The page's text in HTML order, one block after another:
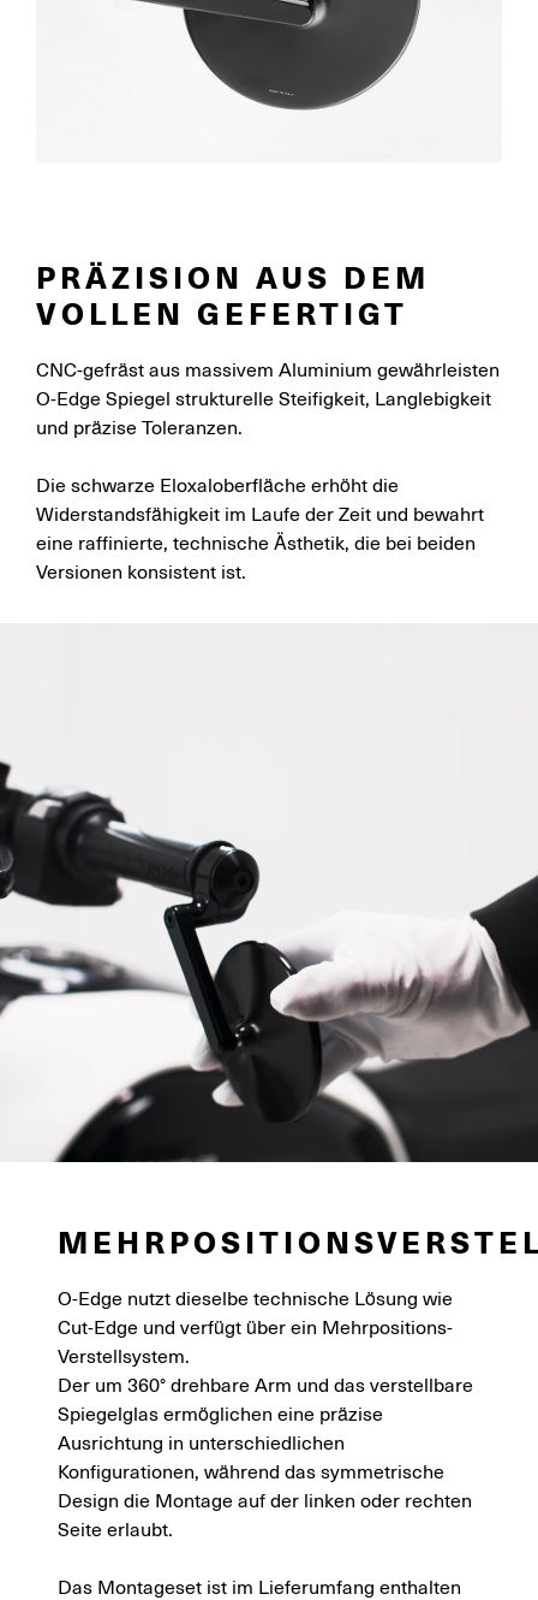
PRÄZISION AUS DEM
VOLLEN GEFERTIGT
CNC-gefräst aus massivem Aluminium gewährleisten
O-Edge Spiegel strukturelle Steifigkeit, Langlebigkeit
und präzise Toleranzen.
Die schwarze Eloxaloberfläche erhöht die
Widerstandsfähigkeit im Laufe der Zeit und bewahrt
eine raffinierte, technische Ästhetik, die bei beiden
Versionen konsistent ist.
O-Edge nutzt dieselbe technische Lösung wie
Cut-Edge und verfügt über ein Mehrpositions-
Verstellsystem.
Der um 360° drehbare Arm und das verstellbare
Spiegelglas ermöglichen eine präzise
Ausrichtung in unterschiedlichen
Konfigurationen, während das symmetrische
Design die Montage auf der linken oder rechten
Seite erlaubt.
Das Montageset ist im Lieferumfang enthalten